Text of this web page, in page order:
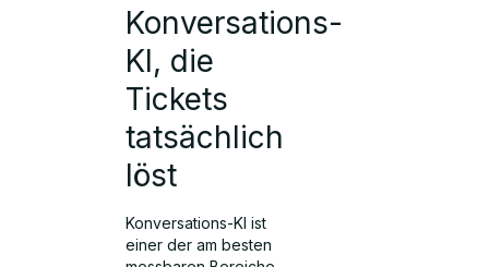
Konversations-
KI, die
Tickets
tatsächlich
löst
Konversations-KI ist
einer der am besten